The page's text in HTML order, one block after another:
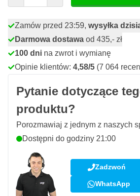
Zamów przed 23:59, wysyłka
Darmowa dostawa od 435,- zł
100 dni na zwrot i wymianę
Opinie klientów: 4,58/5 (7 064
Pytanie dotyczące
produktu?
Porozmawiaj z jednym z naszych
Dostępni do godziny 21:00
Zadzwoń
WhatsApp